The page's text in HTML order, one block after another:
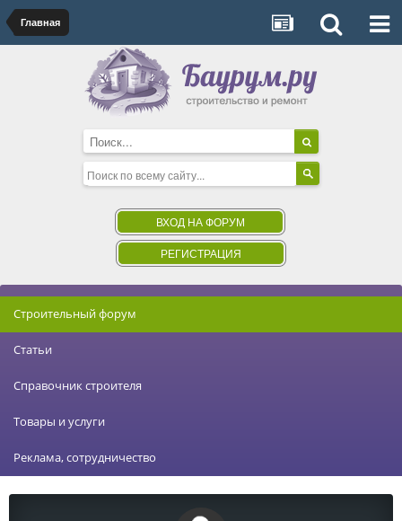
Главная
ВХОД НА ФОРУМ
РЕГИСТРАЦИЯ
Строительный форум
Статьи
Справочник строителя
Товары и услуги
Реклама, сотрудничество